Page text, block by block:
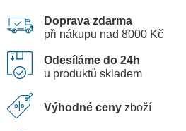
Doprava zdarma
při nákupu nad 8000 Kč
Odesíláme do 24h
u produktů skladem
Výhodné ceny zboží